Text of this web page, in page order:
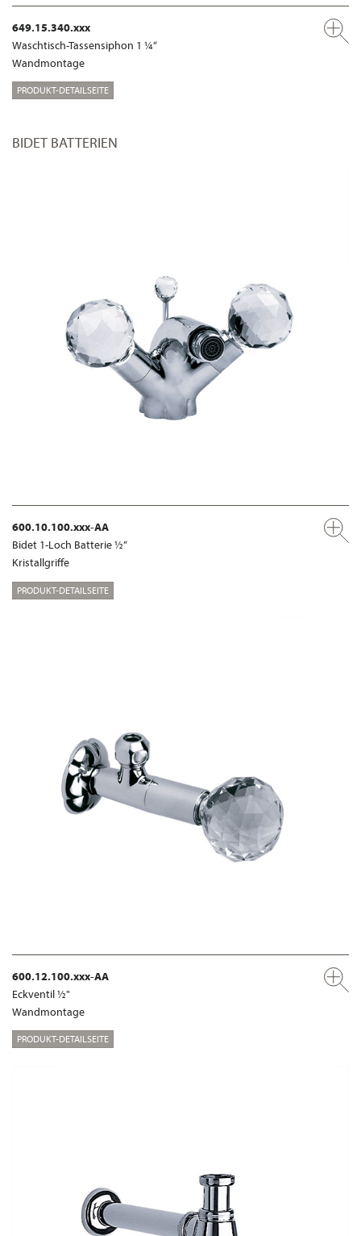
649.15.340.xxx
Waschtisch-Tassensiphon 1 ¼“
Wandmontage
PRODUKT-DETAILSEITE
BIDET BATTERIEN
600.10.100.xxx-AA
Bidet 1-Loch Batterie ½“
Kristallgriffe
PRODUKT-DETAILSEITE
600.12.100.xxx-AA
Eckventil ½"
Wandmontage
PRODUKT-DETAILSEITE